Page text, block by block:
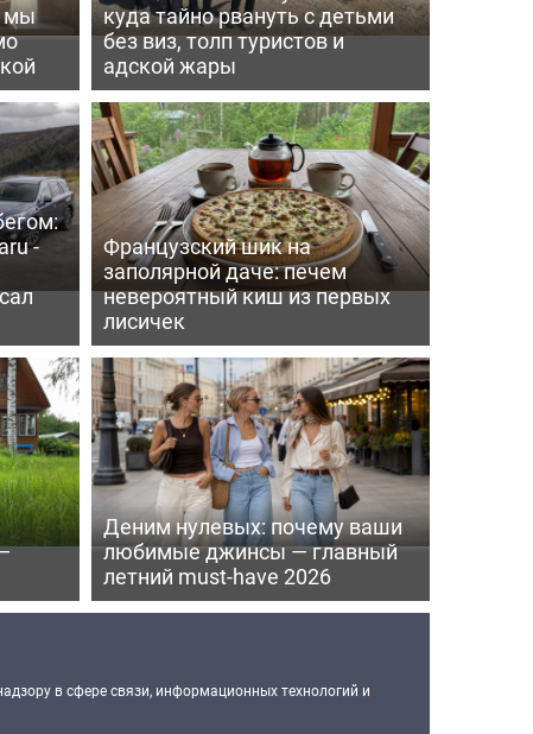
мы
куда тайно рвануть с детьми
без виз, толп туристов и
адской жары
-
Французский шик на
заполярной даче: печем
невероятный киш из первых
лисичек
Деним нулевых: почему ваши
любимые джинсы — главный
летний must-have 2026
в сфере связи, информационных технологий и